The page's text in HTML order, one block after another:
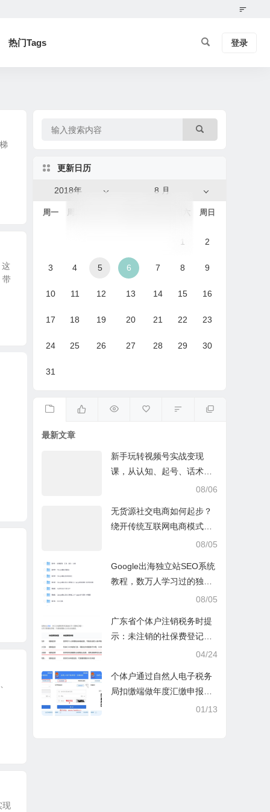
热门Tags 登录
这
带
现
更新日历
8 月
2018年
周一 周六 周日
1 2
3 4 5 6 7 8 9
10 11 12 13 14 15 16
17 18 19 20 21 22 23
24 25 26 27 28 29 30
31
最新文章
新手玩转视频号实战变现
课，从认知、起号、话术、
选品、开播到投放的全链路
08/06
无货源社交电商如何起步？
绕开传统互联网电商模式撒
豆成兵，实现跨平台交易实
08/05
Google出海独立站SEO系统
教程，数万人学习过的独立
08/05
广东省个体户注销税务时提
示：未注销的社保费登记信
04/24
个体户通过自然人电子税务
局扣缴端做年度汇缴申报税
时显示要交税，不是可以免
01/13